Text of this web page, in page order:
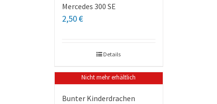
Mercedes 300 SE
2,50€
Details
Nicht mehr erhältlich
Bunter Kinderdrachen